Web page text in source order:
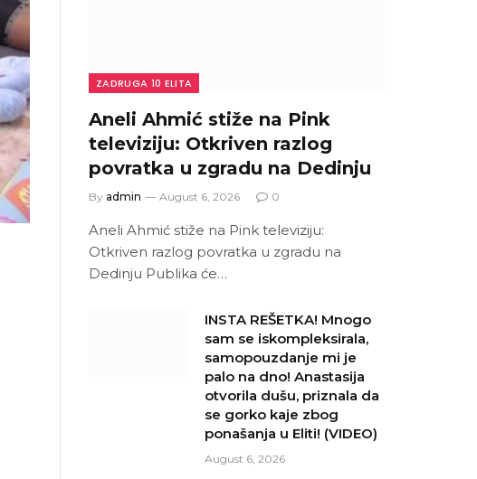
ZADRUGA 10 ELITA
Aneli Ahmić stiže na Pink
televiziju: Otkriven razlog
povratka u zgradu na Dedinju
By admin August 6, 2026 0
Aneli Ahmić stiže na Pink televiziju:
Otkriven razlog povratka u zgradu na
Dedinju Publika će…
INSTA REŠETKA! Mnogo
sam se iskompleksirala,
samopouzdanje mi je
palo na dno! Anastasija
otvorila dušu, priznala da
se gorko kaje zbog
ponašanja u Eliti! (VIDEO)
August 6, 2026